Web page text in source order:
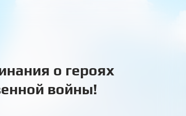
о героях
войны!